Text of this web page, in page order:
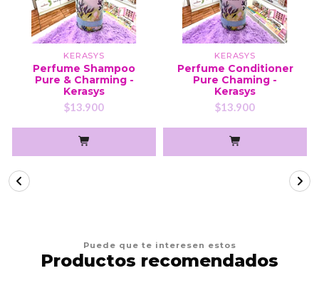
KERASYS
Perfume Shampoo
Pure & Charming -
Kerasys
$13.900
KERASYS
Perfume Conditioner
Pure Chaming -
Kerasys
$13.900
Puede que te interesen estos
Productos recomendados